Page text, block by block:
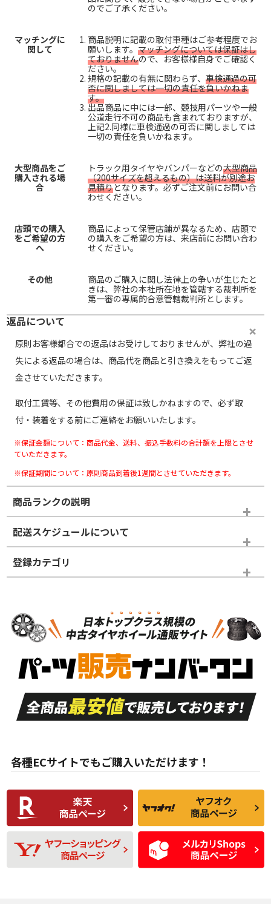
のでご了承ください。
マッチングに
関して
商品説明に記載の取付車種はご参考程度でお
願いします。 マッチングについては保証はし
ておりませんので、お客様様自身でご確認く
ださい。
規格の記載の有無に関わらず、 車検通過の可
否に関しましては一切の責任を負いかねま
す。
出品商品に中には一部、競技用パーツや一般
公道走行不可の商品も含まれておりますが、
上記2.同様に車検通過の可否に関しましては
一切の責任を負いかねます。
大型商品をご
購入される場
合
トラック用タイヤやバンパーなどの大型商品
（200サイズを超えるもの）は送料が別途お
見積りとなります。必ずご注文前にお問い合
わせください。
店頭での購入
をご希望の方
へ
商品によって保管店舗が異なるため、店頭で
の購入をご希望の方は、来店前にお問い合わ
せください。
その他
商品のご購入に関し法律上の争いが生じたと
きは、弊社の本社所在地を管轄する裁判所を
第一審の専属的合意管轄裁判所とします。
返品について
原則お客様都合での返品はお受けしておりませんが、弊社の過
失による返品の場合は、商品代を商品と引き換えをもってご返
金させていただきます。
取付工賃等、その他費用の保証は致しかねますので、必ず取
付・装着をする前にご連絡をお願いいたします。
※保証金額について：商品代金、送料、振込手数料の合計額を上限とさせ
ていただきます。
※保証期間について：原則商品到着後1週間とさせていただきます。
商品ランクの説明
※商品ランクは出品者の主観により判断しておりますので、あら
かじめご了承ください。
ホイールランク
S
品）
S
新車外し品（新古
付き
A
走行距離も少なく、
目立つ傷もほとんど
ない中古品
A
走行距離も少なく、
非常に状態の良い中
古品
な中古品
んどない中古品
C
比較的きれいな中古
品
C
られるが、使用に問
題のない中古品
D
使用感や目立つ傷が
あり、一般的な中古
品
D
残り溝も少なく、偏
磨耗がみられ、短期
間使用できるくらい
の中古品
配送スケジュールについて
登録カテゴリ
タイヤのみ
各種ECサイトでもご購入いただけます！